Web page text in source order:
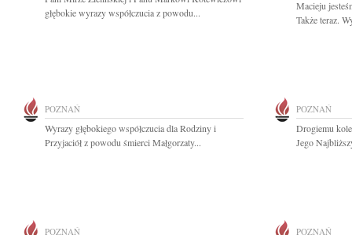
głębokie wyrazy współczucia z powodu...
Macieju
Także teraz.
POZNAŃ
Wyrazy głębokiego współczucia dla Rodziny i
Przyjaciół z powodu śmierci Małgorzaty...
POZNAŃ
Drogiemu
Jego
POZNAŃ POZNAŃ